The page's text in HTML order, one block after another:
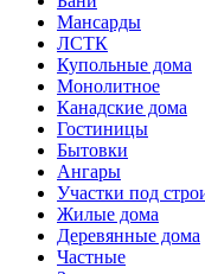
Мансарды
ЛСТК
Купольные дома
Монолитное
Канадские дома
Гостиницы
Бытовки
Ангары
Участки под
Жилые дома
Деревянные дома
Частные